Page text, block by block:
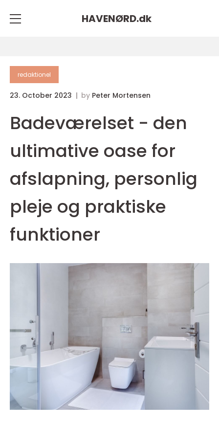
HAVENØRD.dk
redaktionel
23. October 2023 by Peter Mortensen
Badeværelset - den
ultimative oase for
afslapning, personlig
pleje og praktiske
funktioner